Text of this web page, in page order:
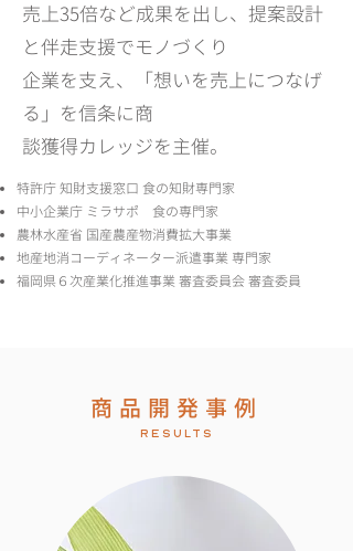
売上35倍など成果を出し、提案設計
と伴走支援でモノづくり
企業を支え、「想いを売上につなげ
る」を信条に商
談獲得カレッジを主催。
特許庁 知財支援窓口 食の知財専門家
中小企業庁 ミラサポ 食の専門家
農林水産省 国産農産物消費拡大事業
地産地消コーディネーター派遣事業 専門家
福岡県６次産業化推進事業 審査委員会 審査委員
商品開発事例
resultS